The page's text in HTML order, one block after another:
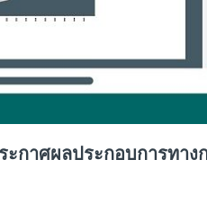
าศผลประกอบการทาง